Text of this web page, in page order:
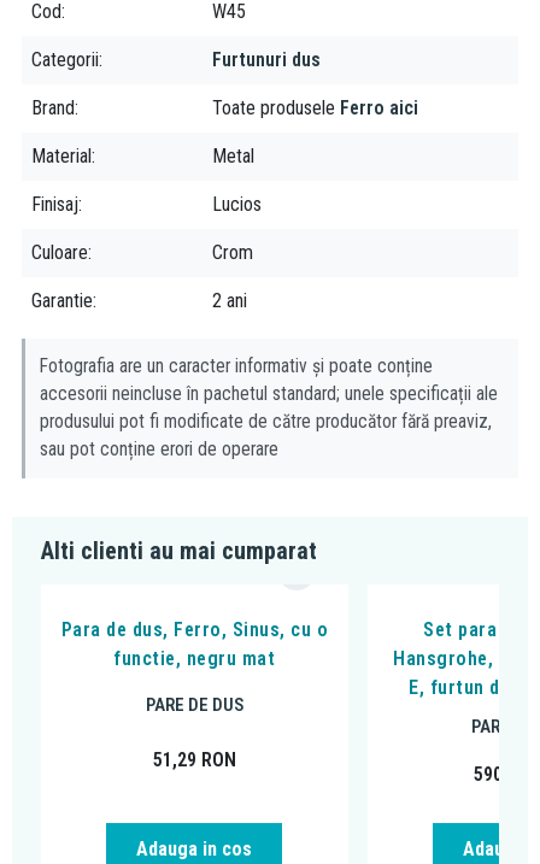
Cod W45
Categorii Furtunuri dus
Brand Toate produsele Ferro aici
Material Metal
Finisaj Lucios
Culoare Crom
Garantie 2 ani
Fotografia are un caracter informativ și poate conține
accesorii neincluse în pachetul standard; unele specificații ale
produsului pot fi modificate de către producător fără preaviz,
sau pot conține erori de operare
Alti clienti au mai cumparat
Para de dus, Ferro, Sinus, cu o
functie, negru mat
PARE DE DUS
51,29 RON
Adauga in cos
Set para si
Hansgrohe,
E, furtun de
PARE DE
590,32
Adauga